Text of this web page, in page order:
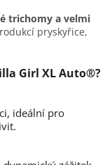
trichomy a velmi
pryskyřice,
Girl XL Auto®?
ideální pro